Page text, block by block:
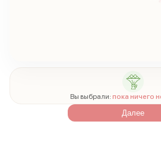
Вы выбрали: пока ничего
Далее